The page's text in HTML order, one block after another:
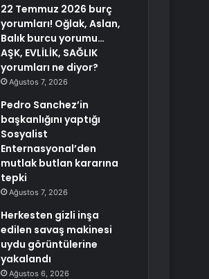
22 Temmuz 2026 burç
yorumları! Oğlak, Aslan,
Balık burcu yorumu…
AŞK, EVLİLİK, SAĞLIK
yorumları ne diyor?
Ağustos 7, 2026
Pedro Sanchez’in
başkanlığını yaptığı
Sosyalist
Enternasyonal’den
mutlak butlan kararına
tepki
Ağustos 7, 2026
Herkesten gizli inşa
edilen savaş makinesi
uydu görüntülerine
yakalandı
Ağustos 6, 2026